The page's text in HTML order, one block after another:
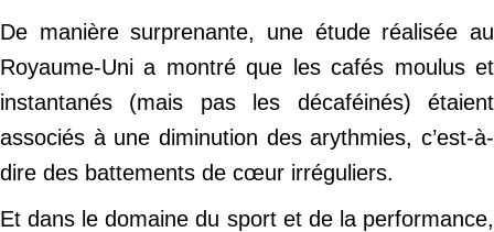
De manière surprenante, une étude réalisée au
Royaume-Uni a montré que les cafés moulus et
instantanés (mais pas les décaféinés) étaient
associés à une diminution des arythmies, c’est-à-
dire des battements de cœur irréguliers.
Et dans le domaine du sport et de la performance,